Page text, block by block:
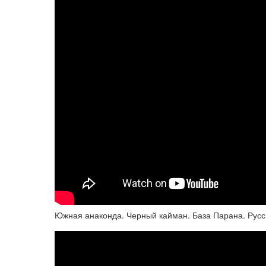
Южная анаконда. Черный кайман. База Парана.